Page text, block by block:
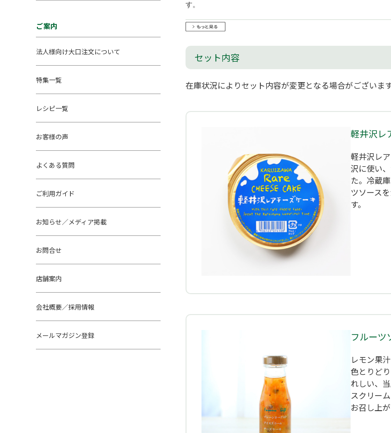
す。
セット内容
在庫状況によりセット内容が変更となる場合がございます
軽井沢レ
軽井沢レ
沢に使い
た。冷蔵
ツソース
す。
フルー
レモン果
色とりど
れしい、
スクリー
お召し上
ご案内
法人様向け大口注文について
特集一覧
レシピ一覧
お客様の声
よくある質問
ご利用ガイド
お知らせ／メディア掲載
お問合せ
店舗案内
会社概要／採用情報
メールマガジン登録